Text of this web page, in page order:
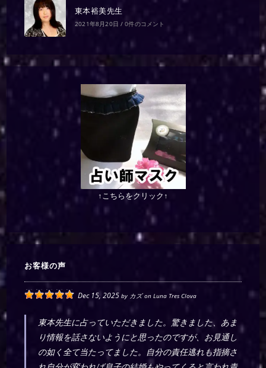
東本裕美先生
2021年8月20日 / 0件のコメント
↑こちらをクリック↑
お客様の声
Dec 15, 2025 by カズonLuna Tres Clova
東本先生に占っていただきました。驚きました、あま
り情報を話さないようにと思ったのですが、お見通し
の如く全て当たってました。自分の責任逃れも指摘さ